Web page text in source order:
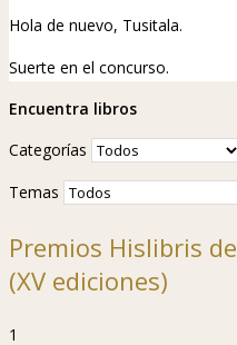
Hola de nuevo, Tusitala.
Suerte en el concurso.
Encuentra libros
Categorías
Temas
Premios Hislibris
(XV ediciones)
1